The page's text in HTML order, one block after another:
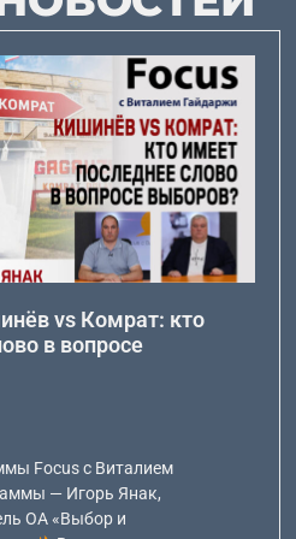
vs Комрат: кто
в вопросе
Focus с Виталием
— Игорь Янак,
ОА «Выбор и